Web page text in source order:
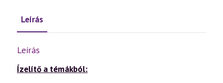
Leírás
Leírás
Ízelítő a témákból: